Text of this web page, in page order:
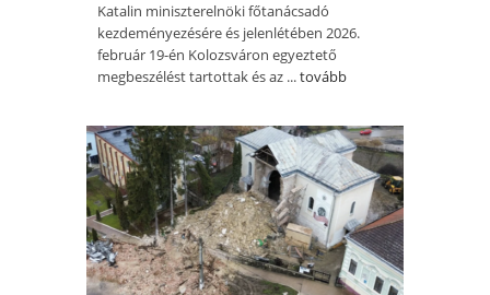
Katalin miniszterelnöki főtanácsadó
kezdeményezésére és jelenlétében 2026.
február 19-én Kolozsváron egyeztető
megbeszélést tartottak és az ...tovább